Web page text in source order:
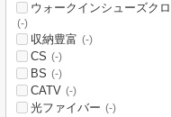
ウォークインシューズク
(-)
収納豊富 (-)
CS (-)
BS (-)
CATV (-)
光ファイバー (-)